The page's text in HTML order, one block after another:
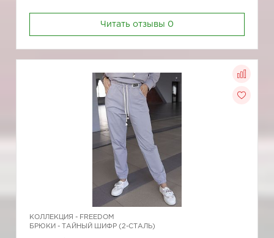
Читать отзывы 0
КОЛЛЕКЦИЯ - FREEDOM
БРЮКИ - ТАЙНЫЙ ШИФР (2-СТАЛЬ)